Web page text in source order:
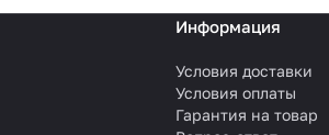
Информация
Условия доставки
Условия оплаты
Гарантия на товар